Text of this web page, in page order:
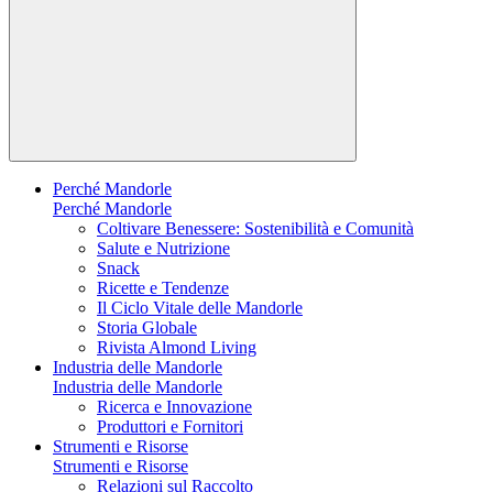
Perché Mandorle
Perché Mandorle
Coltivare Benessere: Sostenibilità e Comunità
Salute e Nutrizione
Snack
Ricette e Tendenze
Il Ciclo Vitale delle Mandorle
Storia Globale
Rivista Almond Living
Industria delle Mandorle
Industria delle Mandorle
Ricerca e Innovazione
Produttori e Fornitori
Strumenti e Risorse
Strumenti e Risorse
Relazioni sul Raccolto